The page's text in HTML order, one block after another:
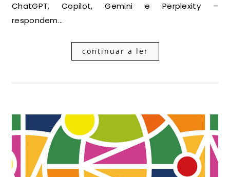
ChatGPT, Copilot, Gemini e Perplexity –
respondem…
continuar a ler